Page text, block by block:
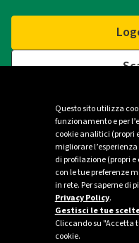
Questo sito utilizza
funzionamento e per
cookie analitici (propri
migliorare
di profilazione (propri
con le tue preferenze
in rete. Per saperne di
Privacy Policy.
Gestisci le tue
Cliccando su "Accetta
cookie.
Contatti
Ufficio stampa